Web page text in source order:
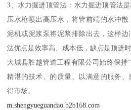
3、水力掘进顶管法：水力掘进顶管法
压水枪喷出高压水，将管前端的水冲
泥机或泥浆泵将泥浆排除出去，这样
法优点是效率高、成本低，缺点是顶进
大城县胜越管道工程有限公司始终保
精湛的技术、的质量、以满意的服务
得市场。
m.shengyueguandao.b2b168.com